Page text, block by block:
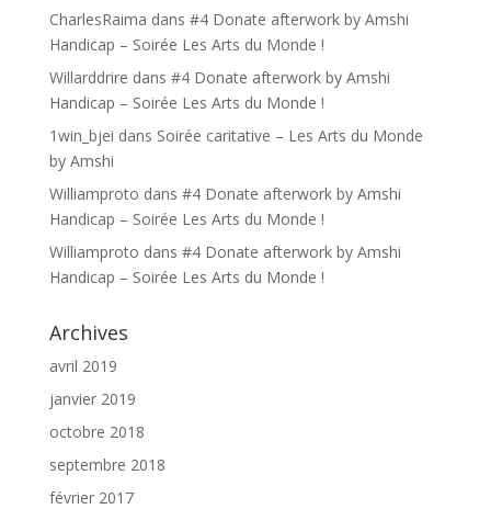
CharlesRaima dans #4 Donate afterwork by Amshi
Handicap – Soirée Les Arts du Monde !
Willarddrire dans #4 Donate afterwork by Amshi
Handicap – Soirée Les Arts du Monde !
1win_bjei dans Soirée caritative – Les Arts du Monde
by Amshi
Williamproto dans #4 Donate afterwork by Amshi
Handicap – Soirée Les Arts du Monde !
Williamproto dans #4 Donate afterwork by Amshi
Handicap – Soirée Les Arts du Monde !
Archives
avril 2019
janvier 2019
octobre 2018
septembre 2018
février 2017